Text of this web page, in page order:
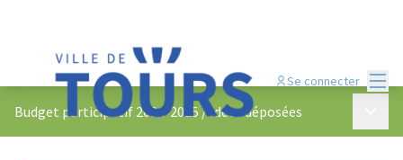
Se connecter
Budget participatif 2024-2025 /Idées déposées